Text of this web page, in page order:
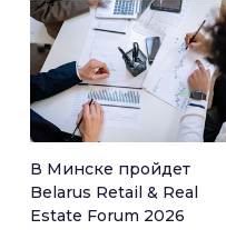
В Минске пройдет
Belarus Retail & Real
Estate Forum 2026